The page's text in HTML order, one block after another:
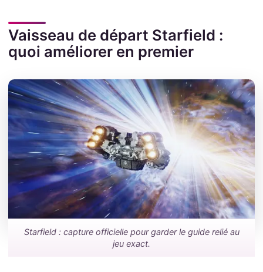
Vaisseau de départ Starfield :
quoi améliorer en premier
Starfield : capture officielle pour garder le guide relié au
jeu exact.